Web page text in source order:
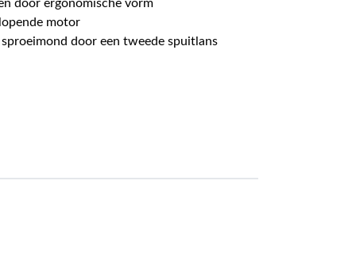
door ergonomische vorm
motor
door een tweede spuitlans